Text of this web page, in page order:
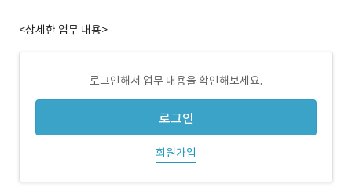
<상세한 업무 내용>
로그인해서 업무 내용을 확인해보세요.
로그인
회원가입